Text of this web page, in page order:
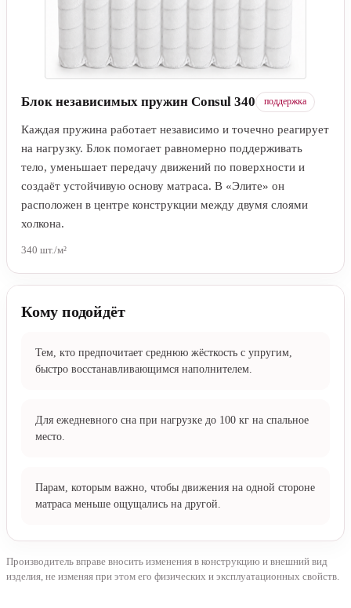
Блок независимых пружин Consul 340 поддержка
Каждая пружина работает независимо и точечно реагирует
на нагрузку. Блок помогает равномерно поддерживать
тело, уменьшает передачу движений по поверхности и
создаёт устойчивую основу матраса. В «Элите» он
расположен в центре конструкции между двумя слоями
холкона.
340 шт./м²
Кому подойдёт
Тем, кто предпочитает среднюю жёсткость с упругим,
быстро восстанавливающимся наполнителем.
Для ежедневного сна при нагрузке до 100 кг на спальное
место.
Парам, которым важно, чтобы движения на одной стороне
матраса меньше ощущались на другой.
Производитель вправе вносить изменения в конструкцию и внешний вид
изделия, не изменяя при этом его физических и эксплуатационных свойств.